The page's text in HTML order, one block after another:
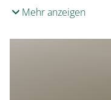
Mehr anzeigen